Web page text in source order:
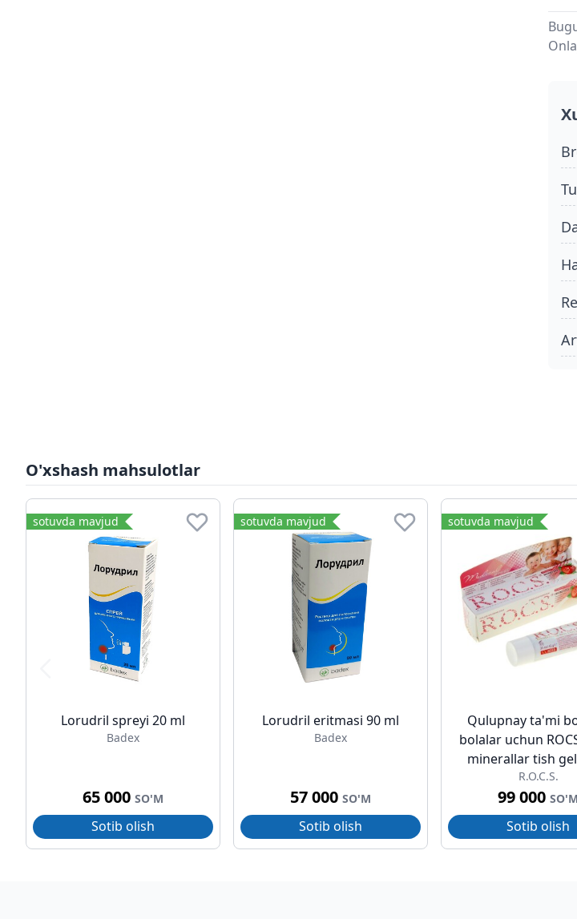
O'xshash mahsulotlar
sotuvda mavjud
Lorudril spreyi 20 ml
Badex
65 000SO'M
Sotib olish
sotuvda mavjud
Lorudril eritmasi 90 ml
Badex
57 000SO'M
Sotib olish
sotuvda mavjud
Qulupnay ta'mi
bolalar uchun
minerallar tish
R.O.C.S.
99 000SO'M
Sotib olish